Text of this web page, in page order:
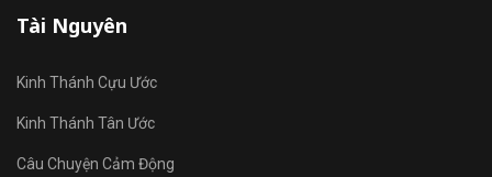
Tài Nguyên
Kinh Thánh Cựu Ước
Kinh Thánh Tân Ước
Câu Chuyện Cảm Động